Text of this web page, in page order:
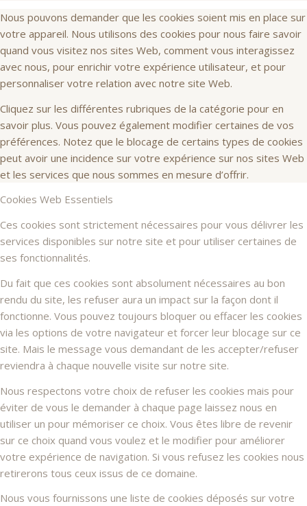
Nous pouvons demander que les cookies soient mis en place sur
votre appareil. Nous utilisons des cookies pour nous faire savoir
quand vous visitez nos sites Web, comment vous interagissez
avec nous, pour enrichir votre expérience utilisateur, et pour
personnaliser votre relation avec notre site Web.
Cliquez sur les différentes rubriques de la catégorie pour en
savoir plus. Vous pouvez également modifier certaines de vos
préférences. Notez que le blocage de certains types de cookies
peut avoir une incidence sur votre expérience sur nos sites Web
et les services que nous sommes en mesure d’offrir.
Cookies Web Essentiels
Ces cookies sont strictement nécessaires pour vous délivrer les
services disponibles sur notre site et pour utiliser certaines de
ses fonctionnalités.
Du fait que ces cookies sont absolument nécessaires au bon
rendu du site, les refuser aura un impact sur la façon dont il
fonctionne. Vous pouvez toujours bloquer ou effacer les cookies
via les options de votre navigateur et forcer leur blocage sur ce
site. Mais le message vous demandant de les accepter/refuser
reviendra à chaque nouvelle visite sur notre site.
Nous respectons votre choix de refuser les cookies mais pour
éviter de vous le demander à chaque page laissez nous en
utiliser un pour mémoriser ce choix. Vous êtes libre de revenir
sur ce choix quand vous voulez et le modifier pour améliorer
votre expérience de navigation. Si vous refusez les cookies nous
retirerons tous ceux issus de ce domaine.
Nous vous fournissons une liste de cookies déposés sur votre